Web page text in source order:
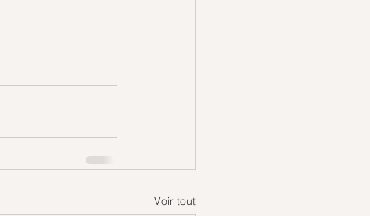
Voir tout